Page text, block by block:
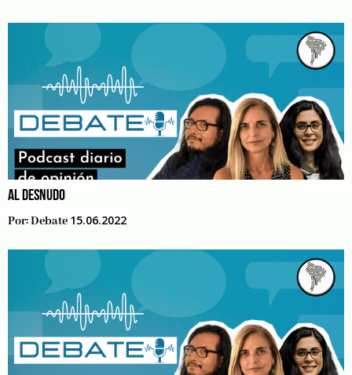
AL DESNUDO
Por:Debate 15.06.2022